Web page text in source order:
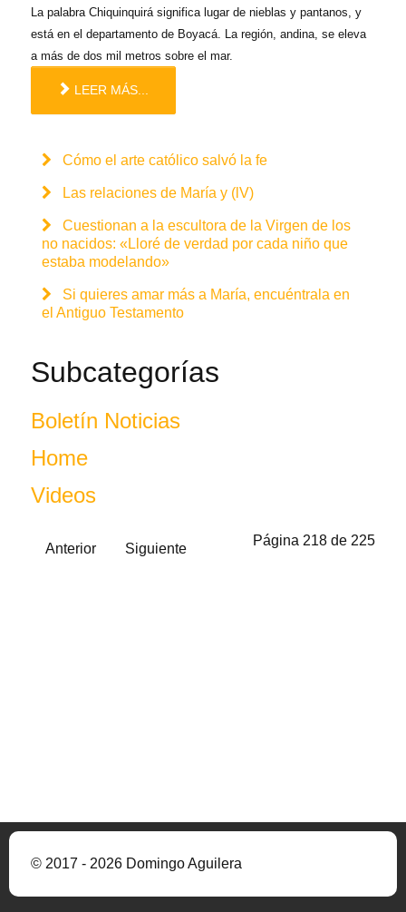
La palabra Chiquinquirá significa lugar de nieblas y pantanos, y
está en el departamento de Boyacá. La región, andina, se eleva
a más de dos mil metros sobre el mar.
LEER MÁS...
Cómo el arte católico salvó la fe
Las relaciones de María y (lV)
Cuestionan a la escultora de la Virgen de los
no nacidos: «Lloré de verdad por cada niño que
estaba modelando»
Si quieres amar más a María, encuéntrala en
el Antiguo Testamento
Subcategorías
Boletín Noticias
Home
Videos
Página 218 de 225
Anterior Siguiente
© 2017 - 2026 Domingo Aguilera